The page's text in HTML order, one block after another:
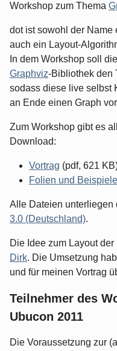
Workshop zum Thema
dot ist sowohl der
auch ein Layout-
In dem Workshop soll
Graphviz-Bibliothek den
sodass diese live selbst
an Ende einen Graph
Zum Workshop gibt es
Download:
Vortrag (pdf, 621
Folien und Beispiele
Alle Dateien unterliegen
3.0 (Deutschland).
Die Idee zum Layout
Dirk. Die Umsetzung
und für meinen Vortrag
Teilnehmer des
Ubucon 2011
Die Voraussetzung zur